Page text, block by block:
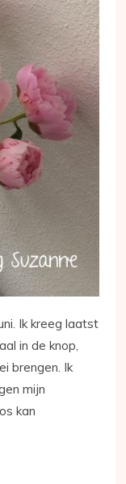
Ik kreeg laatst
in de knop,
brengen. Ik
mijn
kan